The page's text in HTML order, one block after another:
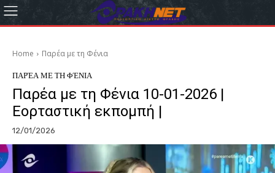
Home Παρέα με τη Φένια
ΠΑΡΈΑ ΜΕ ΤΗ ΦΈΝΙΑ
Παρέα με τη Φένια 10-01-2026 |
Εορταστική εκπομπή |
12/01/2026